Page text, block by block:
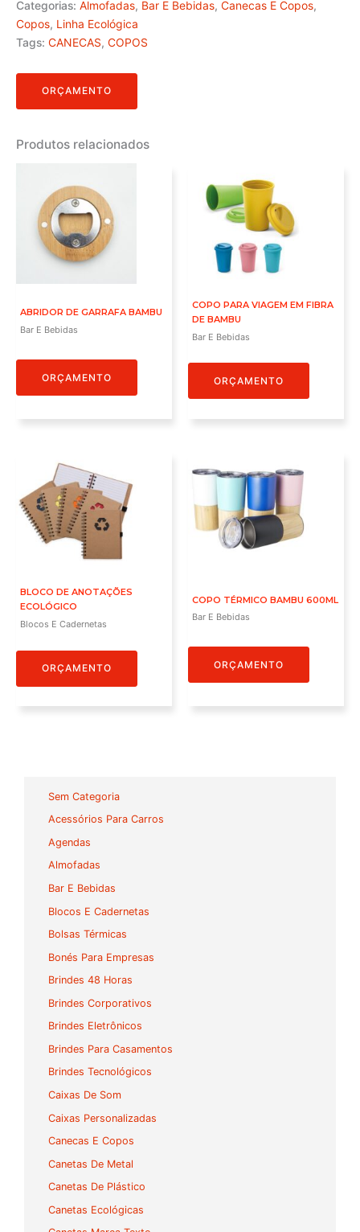
Sem Categoria
Acessórios Para Carros
Agendas
Almofadas
Bar E Bebidas
Blocos E Cadernetas
Bolsas Térmicas
Bonés Para Empresas
Brindes 48 Horas
Brindes Corporativos
Brindes Eletrônicos
Brindes Para Casamentos
Brindes Tecnológicos
Caixas De Som
Caixas Personalizadas
Canecas E Copos
Canetas De Metal
Canetas De Plástico
Canetas Ecológicas
Categorias: Almofadas, Bar E Bebidas, Canecas E Copos,
Copos, Linha Ecológica
Tags: CANECAS, COPOS
ORÇAMENTO
Produtos relacionados
ABRIDOR DE GARRAFA BAMBU
Bar E Bebidas
ORÇAMENTO
COPO PARA VIAGEM EM FIBRA
DE BAMBU
Bar E Bebidas
ORÇAMENTO
BLOCO DE ANOTAÇÕES
ECOLÓGICO
Blocos E Cadernetas
ORÇAMENTO
COPO TÉRMICO BAMBU 600ML
Bar E Bebidas
ORÇAMENTO